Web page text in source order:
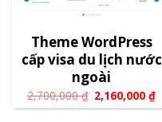
Theme WordPress
cấp visa du lịch nước
ngoài
2,700,000₫ 2,160,000₫